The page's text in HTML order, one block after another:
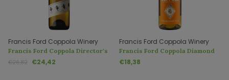
Francis Ford Coppola Winery
Francis Ford Coppola Director's
Cut Chardonnay
€26,82 €24,42
Francis Ford Coppola Winery
Francis Ford Coppola Diamond
Collection Chardonnay
€18,38